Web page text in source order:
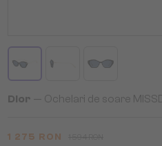
Dior — Ochelari de soare
1 275 RON